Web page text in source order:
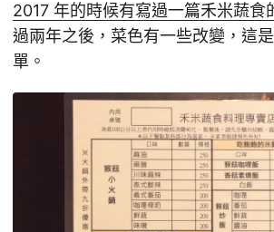
2017 年的時候有寫過一篇禾米蔬食
過兩年之後，菜色有一些改變，這
單。